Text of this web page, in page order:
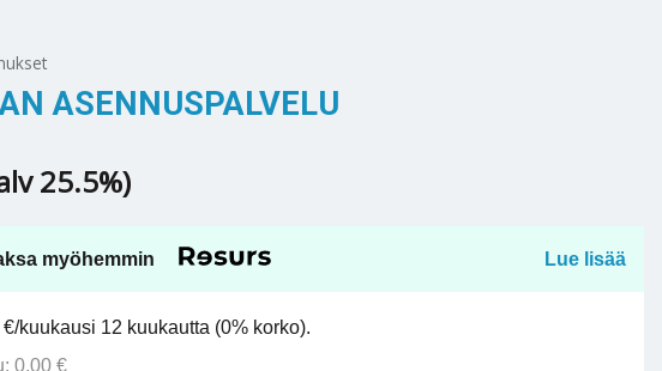
ASENNUSPALVELU
25.5%)
myöhemmin Lue lisää
kuukausi 12 kuukautta (0% korko).
0,00 €